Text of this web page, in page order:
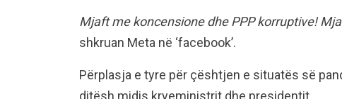
Mjaft me koncensione dhe PPP korruptive!
shkruan Meta në ‘facebook’.
Përplasja e tyre për çështjen e situatës së
ditësh midis kryeministrit dhe presidentit.